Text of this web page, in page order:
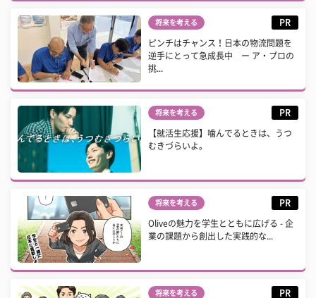
将来を考える PR
ピンチはチャンス！日本の物流問題を
逆手にとって急成長中 ー ア・プロの
挑...
将来を考える PR
【就活生応援】噛んでるときは、うつ
むきづらいよ。
将来を考える PR
Oliveの魅力を学生とともに広げる - 企
業の課題から創出した実践的な...
将来を考える PR